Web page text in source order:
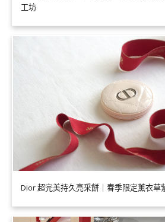
工坊
Dior 超完美持久亮采餅｜春季限定薰衣草